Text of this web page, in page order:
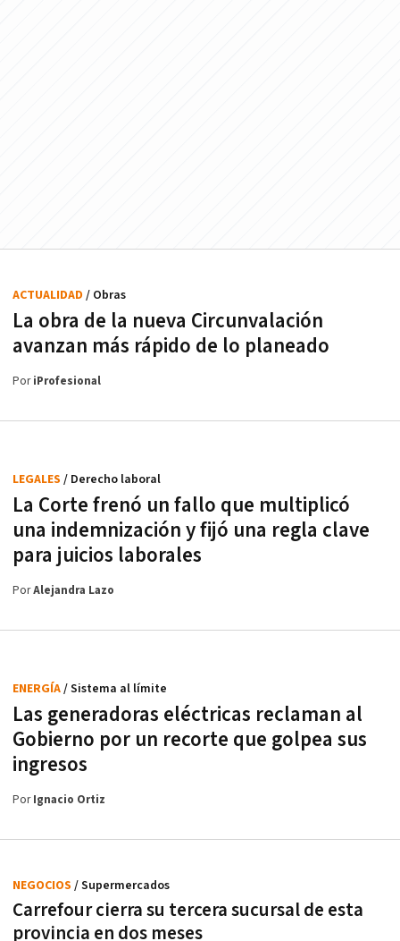
La obra de la nueva Circunvalación
avanzan más rápido de lo planeado
ACTUALIDAD / Obras
PoriProfesional
La Corte frenó un fallo que multiplicó
una indemnización y fijó una regla clave
para juicios laborales
LEGALES / Derecho laboral
PorAlejandra Lazo
Las generadoras eléctricas reclaman al
Gobierno por un recorte que golpea sus
ingresos
ENERGÍA/ Sistema al límite
PorIgnacio Ortiz
Carrefour cierra su tercera sucursal de esta
provincia en dos meses
NEGOCIOS / Supermercados